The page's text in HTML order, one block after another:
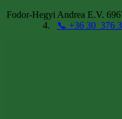
Fodor-Hegyi Andrea E.V.
4.
📞 +36 30 376